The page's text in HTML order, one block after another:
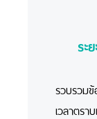
ระ
โร
รวบรวม
เวลาตรา